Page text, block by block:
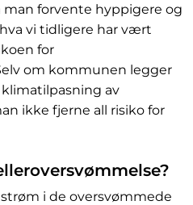
forvente hyppigere og
vi tidligere har vært
for
om kommunen legger
av
ikke fjerne all risiko for
i de oversvømmede